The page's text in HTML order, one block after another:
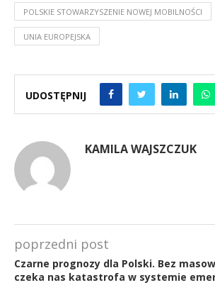
POLSKIE STOWARZYSZENIE NOWEJ MOBILNOŚCI
UNIA EUROPEJSKA
UDOSTĘPNIJ
KAMILA WAJSZCZUK
poprzedni post
Czarne prognozy dla Polski. Bez
czeka nas katastrofa w systemie